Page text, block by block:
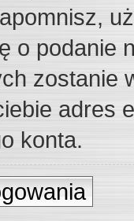
o podanie
zostanie
adres
konta.